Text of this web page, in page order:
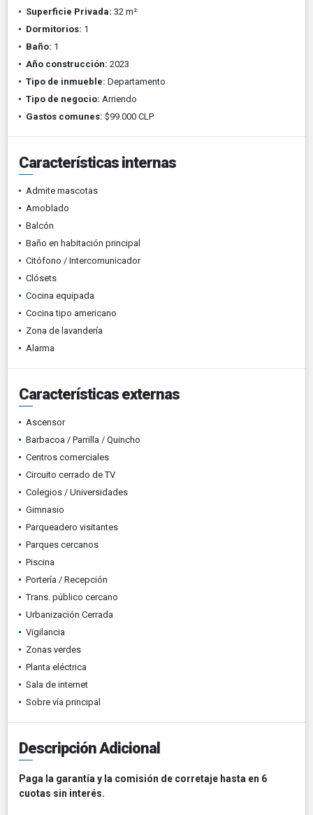
Superficie Privada: 32 m²
Dormitorios: 1
Baño: 1
Año construcción: 2023
Tipo de inmueble: Departamento
Tipo de negocio: Arriendo
Gastos comunes: $99.000 CLP
Características internas
Admite mascotas
Amoblado
Balcón
Baño en habitación principal
Citófono / Intercomunicador
Clósets
Cocina equipada
Cocina tipo americano
Zona de lavandería
Alarma
Características externas
Ascensor
Barbacoa / Parrilla / Quincho
Centros comerciales
Circuito cerrado de TV
Colegios / Universidades
Gimnasio
Parqueadero visitantes
Parques cercanos
Piscina
Portería / Recepción
Trans. público cercano
Urbanización Cerrada
Vigilancia
Zonas verdes
Planta eléctrica
Sala de internet
Sobre vía principal
Descripción Adicional
Paga la garantía y la comisión de corretaje hasta en 6
cuotas sin interés.